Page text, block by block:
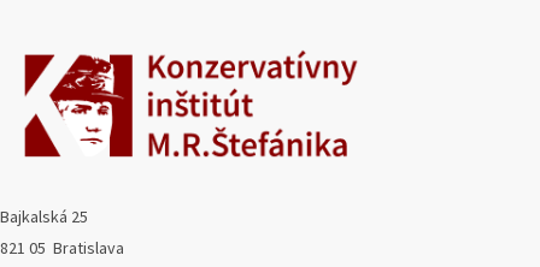
Bajkalská 25
821 05 Bratislava